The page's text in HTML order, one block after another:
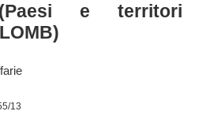
e territori
13